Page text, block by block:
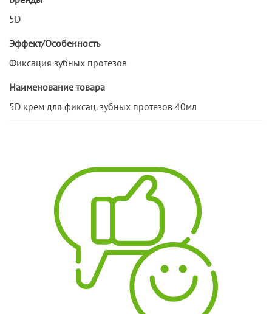
5D
Эффект/Особенность
Фиксация зубных протезов
Наименование товара
5D крем для фиксац. зубных протезов 40мл